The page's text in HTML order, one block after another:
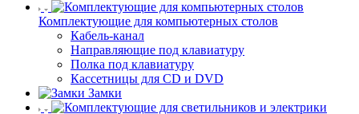
Комплектующие для компьютерных столов
Кабель-канал
Направляющие под клавиатуру
Полка под клавиатуру
Кассетницы для CD и DVD
Замки